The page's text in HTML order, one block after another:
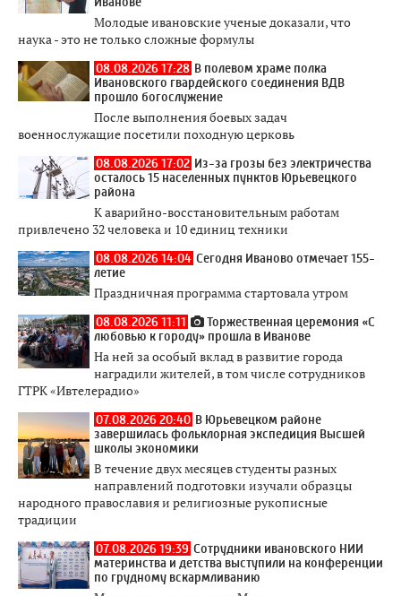
Молодые ивановские ученые доказали, что
наука - это не только сложные формулы
08.08.2026 17:28 В полевом храме полка
Ивановского гвардейского соединения ВДВ
прошло богослужение
После выполнения боевых задач
военнослужащие посетили походную церковь
08.08.2026 17:02 Из-за грозы без электричества
осталось 15 населенных пунктов Юрьевецкого
района
К аварийно-восстановительным работам
привлечено 32 человека и 10 единиц техники
08.08.2026 14:04 Сегодня Иваново отмечает 155-
летие
Праздничная программа стартовала утром
08.08.2026 11:11
Торжественная церемония «С
любовью к городу» прошла в Иванове
На ней за особый вклад в развитие города
наградили жителей, в том числе сотрудников
ГТРК «Ивтелерадио»
07.08.2026 20:40 В Юрьевецком районе
завершилась фольклорная экспедиция Высшей
школы экономики
В течение двух месяцев студенты разных
направлений подготовки изучали образцы
народного православия и религиозные рукописные
традиции
07.08.2026 19:39 Сотрудники ивановского НИИ
материнства и детства выступили на конференции
по грудному вскармливанию